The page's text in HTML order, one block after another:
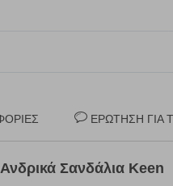
ΕΡΏΤΗΣΗ ΓΙΑ
Σανδάλια Keen